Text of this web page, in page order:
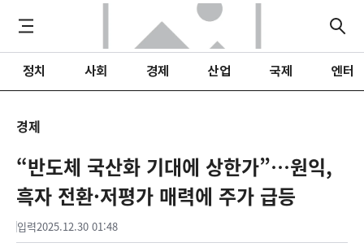
정치 사회 경제 산업 국제 엔터
경제
“반도체 국산화 기대에 상한가”…원익,
흑자 전환·저평가 매력에 주가 급등
입력2025.12.30 01:48